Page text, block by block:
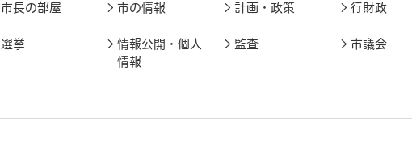
市長の部屋 市の情報 計画・政策 行財政
選挙
情報公開・個人
情報
監査 市議会